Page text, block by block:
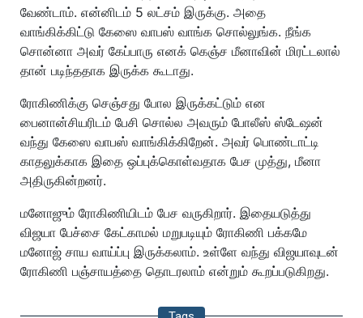
வேண்டாம். என்னிடம் 5 லட்சம் இருக்கு. அதை
வாங்கிக்கிட்டு கேஸை வாபஸ் வாங்க சொல்லுங்க. நீங்க
சொன்னா அவர் கேப்பாரு எனக் கெஞ்ச மீனாவின் மிரட்டலால்
தான் படிந்ததாக இருக்க கூடாது.
ரோகிணிக்கு செஞ்சது போல இருக்கட்டும் என
பைனான்சியரிடம் பேசி சொல்ல அவரும் போலீஸ் ஸ்டேஷன்
வந்து கேஸை வாபஸ் வாங்கிக்கிறேன். அவர் பொண்டாட்டி
காதலுக்காக இதை ஒப்புக்கொள்வதாக பேச முத்து, மீனா
அதிருகின்றனர்.
மனோஜும் ரோகிணியிடம் பேச வருகிறார். இதையடுத்து
விஜயா பேச்சை கேட்காமல் மறுபடியும் ரோகிணி பக்கமே
மனோஜ் சாய வாய்ப்பு இருக்கலாம். உள்ளே வந்து விஜயாவுடன்
ரோகிணி பஞ்சாயத்தை தொடரலாம் என்றும் கூறப்படுகிறது.